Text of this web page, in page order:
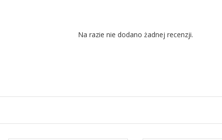
Na razie nie dodano żadnej recenzji.